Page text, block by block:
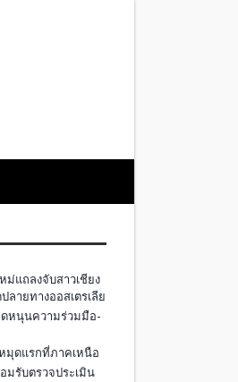
ม่แถลงจับสาวเชียง
ลายทางออสเตรเลีย
ดหนุนความร่วมมือ-
มุดแรกที่ภาคเหนือ
มรับตรวจประเมิน